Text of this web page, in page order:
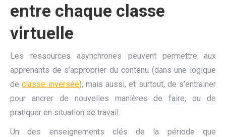
entre chaque classe
virtuelle
Les ressources asynchrones peuvent permettre aux
apprenants de s’approprier du contenu (dans une logique
declasse inversée), mais aussi, et surtout, de s’entrainer
pour ancrer de nouvelles manières de faire, ou de
pratiquer en situation de travail.
Un des enseignements clés de la période que